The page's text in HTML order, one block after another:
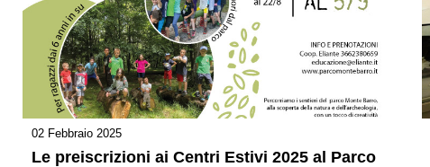
02 Febbraio 2025
Le preiscrizioni ai Centri Estivi 2025 al Parco